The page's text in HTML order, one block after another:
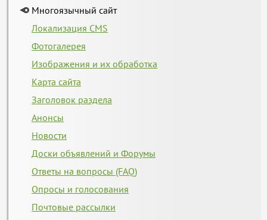
Многоязычный сайт
Локализация CMS
Фотогалерея
Изображения и их обработка
Карта сайта
Заголовок раздела
Анонсы
Новости
Доски объявлений и Форумы
Ответы на вопросы (FAQ)
Опросы и голосования
Почтовые рассылки